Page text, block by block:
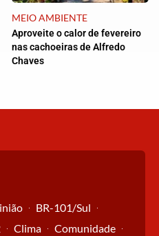
MEIO AMBIENTE
Aproveite o calor de fevereiro
nas cachoeiras de Alfredo
Chaves
BR-101/Sul
Clima
Comunidade